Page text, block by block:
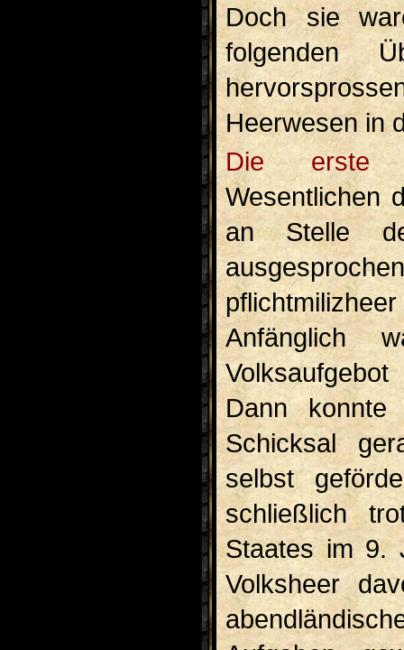
Doch sie
folgenden
Heerwesen in
Die erste Übergangsperiode umfasste im
Wesentlichen
an Stelle
Anfänglich
Dann
Schicksal
selbst
schließlich
Staates im 9.
Volksheer